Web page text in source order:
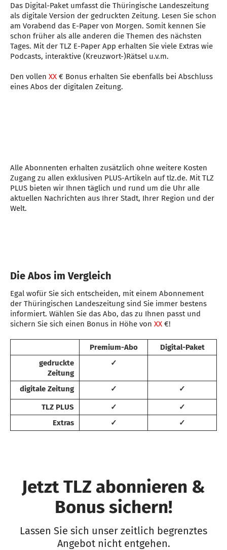
Das Digital-Paket umfasst die Thüringische Landeszeitung
als digitale Version der gedruckten Zeitung. Lesen Sie schon
am Vorabend das E-Paper von Morgen. Somit kennen Sie
schon früher als alle anderen die Themen des nächsten
Tages. Mit der TLZ E-Paper App erhalten Sie viele Extras wie
Podcasts, interaktive (Kreuzwort-)Rätsel u.v.m.
Den vollen XX € Bonus erhalten Sie ebenfalls bei Abschluss
eines Abos der digitalen Zeitung.
Alle Abonnenten erhalten zusätzlich ohne weitere Kosten
Zugang zu allen exklusiven PLUS-Artikeln auf tlz.de. Mit TLZ
PLUS bieten wir Ihnen täglich und rund um die Uhr alle
aktuellen Nachrichten aus Ihrer Stadt, Ihrer Region und der
Welt.
Die Abos im Vergleich
Egal wofür Sie sich entscheiden, mit einem Abonnement
der Thüringischen Landeszeitung sind Sie immer bestens
informiert. Wählen Sie das Abo, das zu Ihnen passt und
sichern Sie sich einen Bonus in Höhe von XX €!
Premium-Abo
Digital-Paket
gedruckte
Zeitung
✓
digitale Zeitung ✓
✓
TLZ PLUS
✓
✓
Extras
✓ ✓
Jetzt TLZ abonnieren &
Bonus sichern!
Lassen Sie sich unser zeitlich begrenztes
Angebot nicht entgehen.